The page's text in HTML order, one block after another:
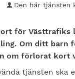
Den här tjänsten
för Västtrafiks
Om ditt barn
om förlorat kort
tjänsten ska